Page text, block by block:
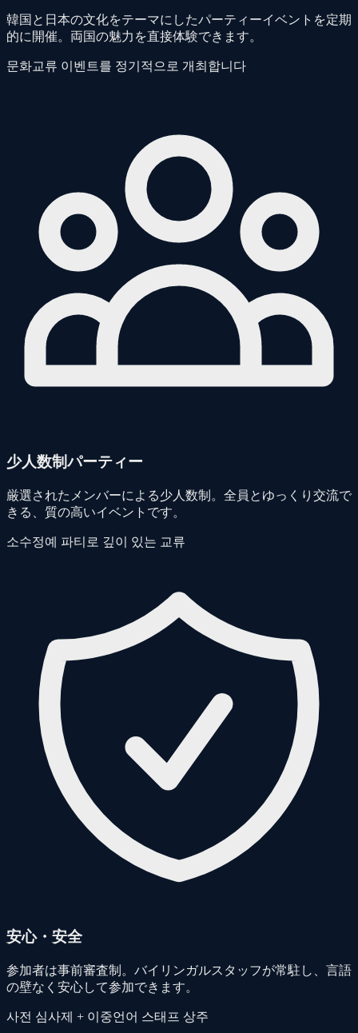
韓国と日本の文化をテーマにしたパーティーイベントを定期
的に開催。両国の魅力を直接体験できます。
문화교류 이벤트를 정기적으로 개최합니다
少人数制パーティー
厳選されたメンバーによる少人数制。全員とゆっくり交流で
きる、質の高いイベントです。
소수정예 파티로 깊이 있는 교류
安心・安全
参加者は事前審査制。バイリンガルスタッフが常駐し、言語
の壁なく安心して参加できます。
사전 심사제 + 이중언어 스태프 상주